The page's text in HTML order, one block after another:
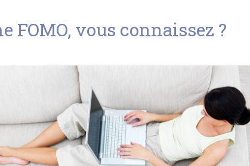
FOMO, vous connaissez ?